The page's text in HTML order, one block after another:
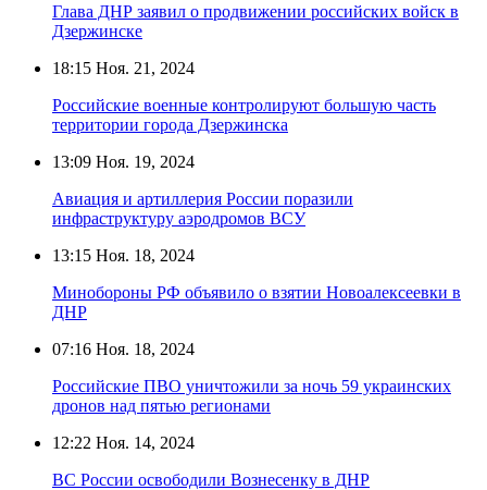
Глава ДНР заявил о продвижении российских войск в
Дзержинске
18:15 Ноя. 21, 2024
Российские военные контролируют большую часть
территории города Дзержинска
13:09 Ноя. 19, 2024
Авиация и артиллерия России поразили
инфраструктуру аэродромов ВСУ
13:15 Ноя. 18, 2024
Минобороны РФ объявило о взятии Новоалексеевки в
ДНР
07:16 Ноя. 18, 2024
Российские ПВО уничтожили за ночь 59 украинских
дронов над пятью регионами
12:22 Ноя. 14, 2024
ВС России освободили Вознесенку в ДНР